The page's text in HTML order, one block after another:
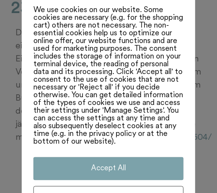
23.06.25
Der Bündner Nationalrat Martin Candinas ist
ein vielbeschäftigter Mann: Er präsidiert das
Eidgenössische Schützenfest in Chur, neu den
Verein der Päpstlichen Schweizergarde in Rom
und schaut, dass die Mineralwasserbranche im
Bundeshaus eine Stimme hat. Zum Schluss
der Juni-Session ein Gespräch mit dem 44-
jährigen Spitzenpolitiker der Mitte. Hören Sie
mehr:https://www.plattformj.ch/artikel/233604/
We use cookies on our website. Some
cookies are necessary (e.g. for the shopping
cart) others are not necessary. The non-
essential cookies help us to optimize our
online offer, our website functions and are
used for marketing purposes. The consent
includes the storage of information on your
terminal device, the reading of personal
data and its processing. Click 'Accept all' to
consent to the use of cookies that are not
necessary or 'Reject all' if you decide
otherwise. You can get detailed information
of the types of cookies we use and access
their settings under 'Manage Settings'. You
can access the settings at any time and
also subsequently deselect cookies at any
time (e.g. in the privacy policy or at the
bottom of our website).
Accept All